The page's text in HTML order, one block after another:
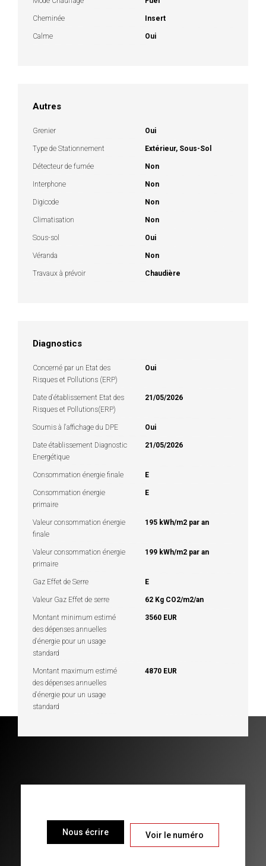
Cheminée Insert
Calme Oui
Autres
Grenier Oui
Type de Stationnement Extérieur, Sous-Sol
Détecteur de fumée Non
Interphone Non
Digicode Non
Climatisation Non
Sous-sol Oui
Véranda Non
Travaux à prévoir Chaudière
Diagnostics
Concerné par un Etat des
Risques et Pollutions (ERP)
Oui
Date d'établissement Etat des
Risques et Pollutions(ERP)
21/05/2026
Soumis à l'affichage du DPE Oui
Date établissement Diagnostic
Energétique
21/05/2026
Consommation énergie finale E
Consommation énergie
primaire
E
Valeur consommation énergie
finale
195 kWh/m2 par an
Valeur consommation énergie
primaire
199 kWh/m2 par an
Gaz Effet de Serre E
Valeur Gaz Effet de serre 62 Kg CO2/m2/an
Montant minimum estimé
des dépenses annuelles
d'énergie pour un usage
standard
3560 EUR
Montant maximum estimé
des dépenses annuelles
d'énergie pour un usage
standard
4870 EUR
Nous écrire Voir le numéro